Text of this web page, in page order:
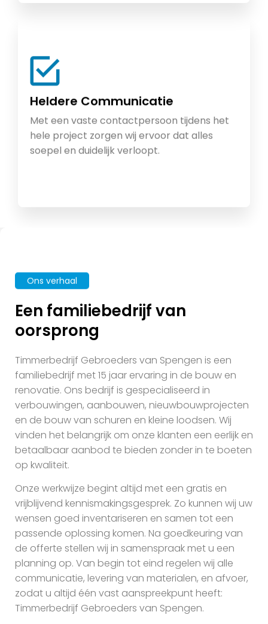
Heldere Communicatie
Met een vaste contactpersoon tijdens het
hele project zorgen wij ervoor dat alles
soepel en duidelijk verloopt.
Ons verhaal
Een familiebedrijf van
oorsprong
Timmerbedrijf Gebroeders van Spengen is een
familiebedrijf met 15 jaar ervaring in de bouw en
renovatie. Ons bedrijf is gespecialiseerd in
verbouwingen, aanbouwen, nieuwbouwprojecten
en de bouw van schuren en kleine loodsen. Wij
vinden het belangrijk om onze klanten een eerlijk en
betaalbaar aanbod te bieden zonder in te boeten
op kwaliteit.
Onze werkwijze begint altijd met een gratis en
vrijblijvend kennismakingsgesprek. Zo kunnen wij uw
wensen goed inventariseren en samen tot een
passende oplossing komen. Na goedkeuring van
de offerte stellen wij in samenspraak met u een
planning op. Van begin tot eind regelen wij alle
communicatie, levering van materialen, en afvoer,
zodat u altijd één vast aanspreekpunt heeft:
Timmerbedrijf Gebroeders van Spengen.